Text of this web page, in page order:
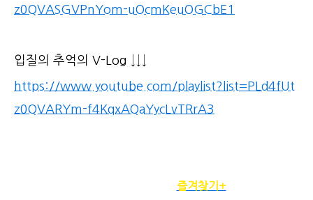
z0QVASGVPnYom-uOcmKeuOGCbE1
입질의 추억의 V-Log ↓↓↓
https://www.youtube.com/playlist?list=PLd4fUt
z0QVARYm-f4KqxAQaYycLvTRrA3
즐겨찾기+